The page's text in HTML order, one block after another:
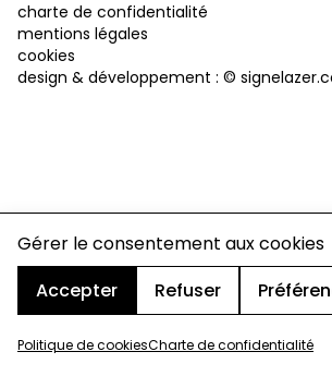
Gérer le consentement aux cookies
Accepter
Refuser
Politique de cookiesCharte de confidentialité
charte de confidentialité
mentions légales
cookies
design & développement : ©